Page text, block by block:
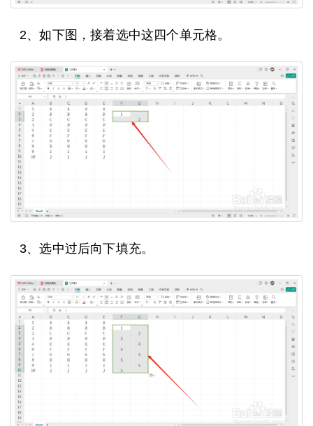
2、如下图，接着选中这四个单元格。
3、选中过后向下填充。